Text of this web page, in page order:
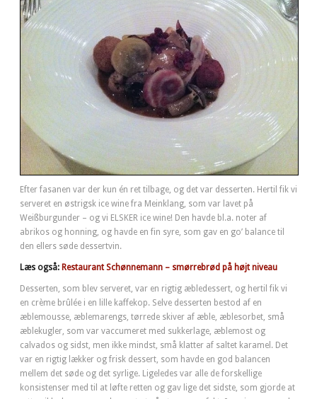
Efter fasanen var der kun én ret tilbage, og det var desserten. Hertil fik vi
serveret en østrigsk ice wine fra Meinklang, som var lavet på
Weißburgunder – og vi ELSKER ice wine! Den havde bl.a. noter af
abrikos og honning, og havde en fin syre, som gav en go’ balance til
den ellers søde dessertvin.
Læs også: Restaurant Schønnemann – smørrebrød på højt niveau
Desserten, som blev serveret, var en rigtig æbledessert, og hertil fik vi
en crème brûlée i en lille kaffekop. Selve desserten bestod af en
æblemousse, æblemarengs, tørrede skiver af æble, æblesorbet, små
æblekugler, som var vaccumeret med sukkerlage, æblemost og
calvados og sidst, men ikke mindst, små klatter af saltet karamel. Det
var en rigtig lækker og frisk dessert, som havde en god balancen
mellem det søde og det syrlige. Ligeledes var alle de forskellige
konsistenser med til at løfte retten og gav lige det sidste, som gjorde at